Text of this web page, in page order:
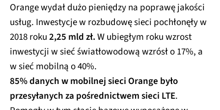
Orange wydał dużo pieniędzy na poprawę jakości
usług. Inwestycje w rozbudowę sieci pochłonęły w
2018 roku2,25 mld zł.W ubiegłym roku wzrost
inwestycji w sieć światłowodową wzrósł o 17%, a
w sieć mobilną o 40%.
85% danych w mobilnej sieci Orange było
przesyłanych za pośrednictwem sieci LTE.